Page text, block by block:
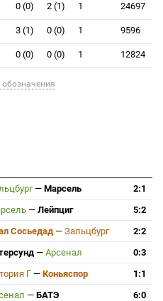
0 (0) 2 (1) 1 24697
3 (1) 0 (0) 1 9596
0 (0) 0 (0) 1 12824
— Марсель
2:1
— Лейпциг
5:2
Сосьедад — Зальцбург
2:2
— Арсенал
0:3
Г — Коньяспор
1:1
— БАТЭ
6:0